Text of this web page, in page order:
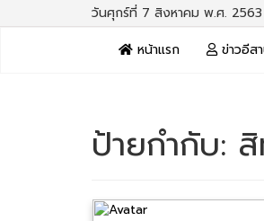
วันศุกร์ที่ 7 สิงหาคม พ.ศ. 2563
หน้าแรก
ข่าวอีส
ป้ายกำกับ: